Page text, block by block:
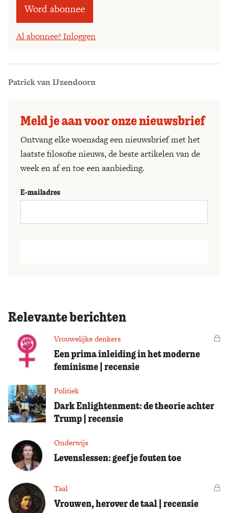
Word abonnee
Al abonnee? Inloggen
Patrick van IJzendoorn
Meld je aan voor onze nieuwsbrief
Ontvang elke woensdag een nieuwsbrief met het
laatste filosofie nieuws, de beste artikelen van de
week en af en toe een aanbieding.
E-mailadres
Relevante berichten
Vrouwelijke denkers
Een prima inleiding in het moderne
feminisme | recensie
Politiek
Dark Enlightenment: de theorie achter
Trump | recensie
Onderwijs
Levenslessen: geef je fouten toe
Taal
Vrouwen, herover de taal | recensie